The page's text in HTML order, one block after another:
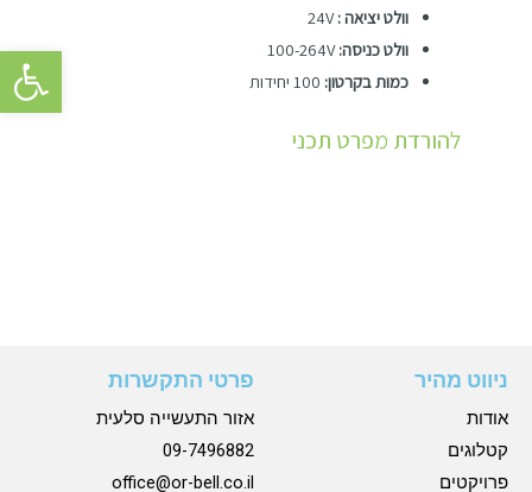
פתח
וולט יציאה :24V
וולט כניסה:100-264V
כמות בקרטון:
להורדת מפרט תכני
ניווט מהיר
אודות
קטלוגים
פרויקטים
פרטי התקשרות
אזור התעשייה סלעית
09-7496882
office@or-bell.co.il